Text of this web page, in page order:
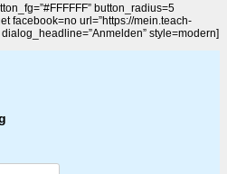
button_radius=5
facebook=no url=”https://mein.teach-
style=modern]